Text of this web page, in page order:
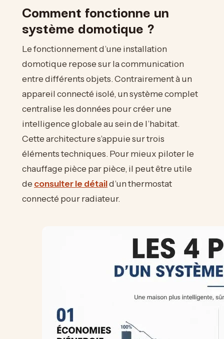
Comment fonctionne un
système domotique ?
Le fonctionnement d’une installation
domotique repose sur la communication
entre différents objets. Contrairement à un
appareil connecté isolé, un système complet
centralise les données pour créer une
intelligence globale au sein de l’habitat.
Cette architecture s’appuie sur trois
éléments techniques. Pour mieux piloter le
chauffage pièce par pièce, il peut être utile
de consulter le détaild’un thermostat
connecté pour radiateur.